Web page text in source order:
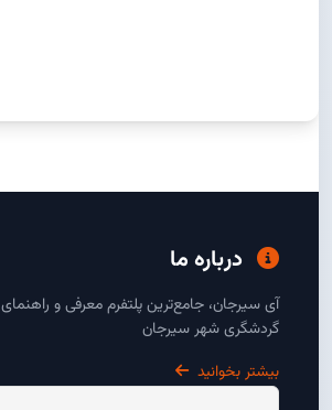
درباره ما
آی سیرجان، جامع‌ترین پلتفرم معرفی و راهنمای
گردشگری شهر سیرجان
بیشتر بخوانید